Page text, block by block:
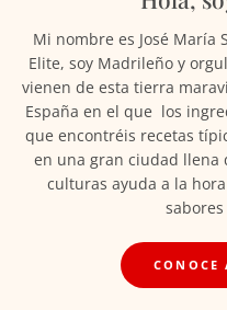
Mi nombre es José María
Elite, soy Madrileño y
vienen de esta tierra
España en el que los
que encontréis recetas
en una gran ciudad llena
culturas ayuda a la
CONOCE